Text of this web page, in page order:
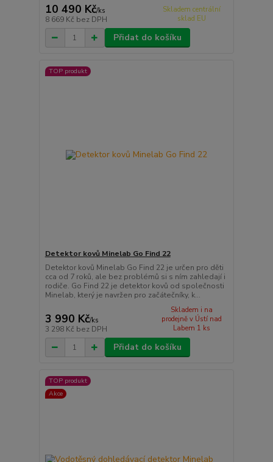
10 490 Kč/ks
8 669 Kč bez DPH
Skladem centrální
sklad EU
Přidat do košíku
TOP produkt
Detektor kovů Minelab Go Find 22
Detektor kovů Minelab Go Find 22 je určen pro děti
cca od 7 roků, ale bez problémů si s ním zahledají i
rodiče. Go Find 22 je detektor kovů od společnosti
Minelab, který je navržen pro začátečníky, k...
3 990 Kč/ks
3 298 Kč bez DPH
Skladem i na
prodejně v Ústí nad
Labem 1 ks
Přidat do košíku
TOP produkt
Akce